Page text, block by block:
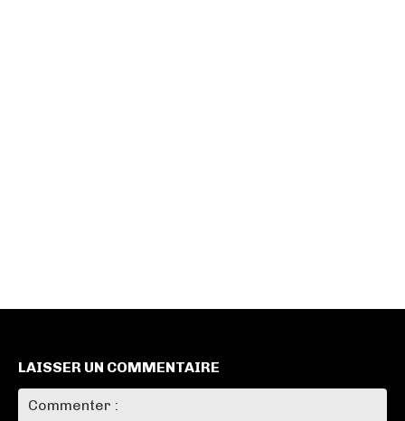
LAISSER UN COMMENTAIRE